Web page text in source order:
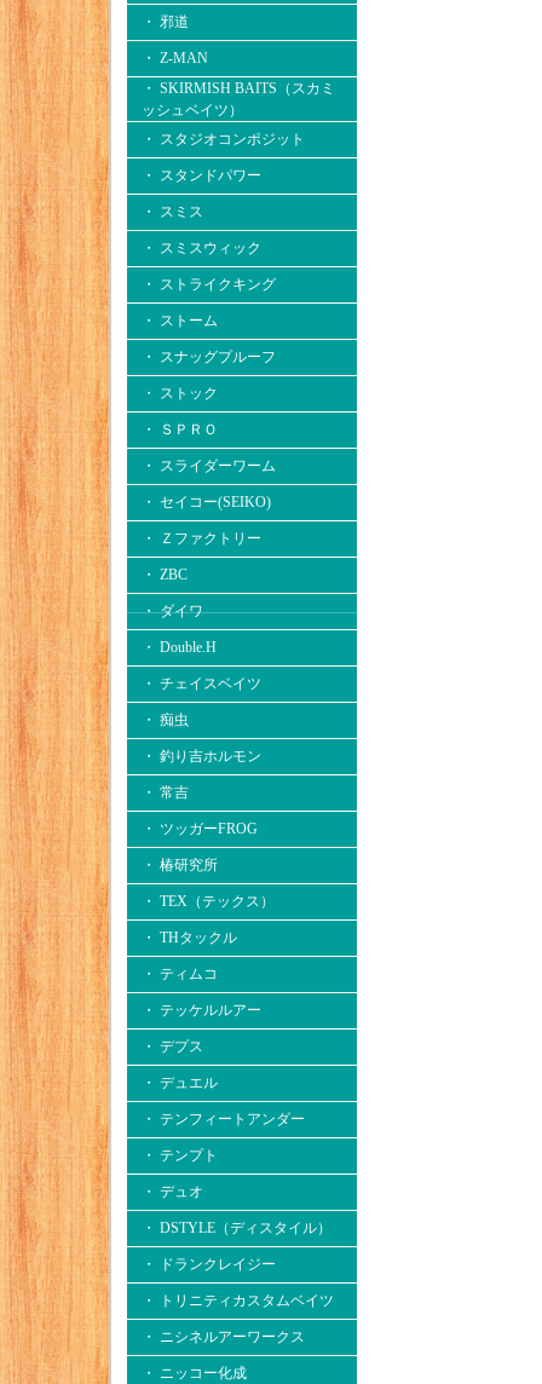
・ 邪道
・ Z-MAN
・ SKIRMISH BAITS（スカミ
ッシュベイツ）
・ スタジオコンポジット
・ スタンドパワー
・ スミス
・ スミスウィック
・ ストライクキング
・ ストーム
・ スナッグプルーフ
・ ストック
・ ＳＰＲＯ
・ スライダーワーム
・ セイコー(SEIKO)
・ Ｚファクトリー
・ ZBC
・ ダイワ
・ Double.H
・ チェイスベイツ
・ 痴虫
・ 釣り吉ホルモン
・ 常吉
・ ツッガーFROG
・ 椿研究所
・ TEX（テックス）
・ THタックル
・ ティムコ
・ テッケルルアー
・ デプス
・ デュエル
・ テンフィートアンダー
・ テンプト
・ デュオ
・ DSTYLE（ディスタイル）
・ ドランクレイジー
・ トリニティカスタムベイツ
・ ニシネルアーワークス
・ ニッコー化成